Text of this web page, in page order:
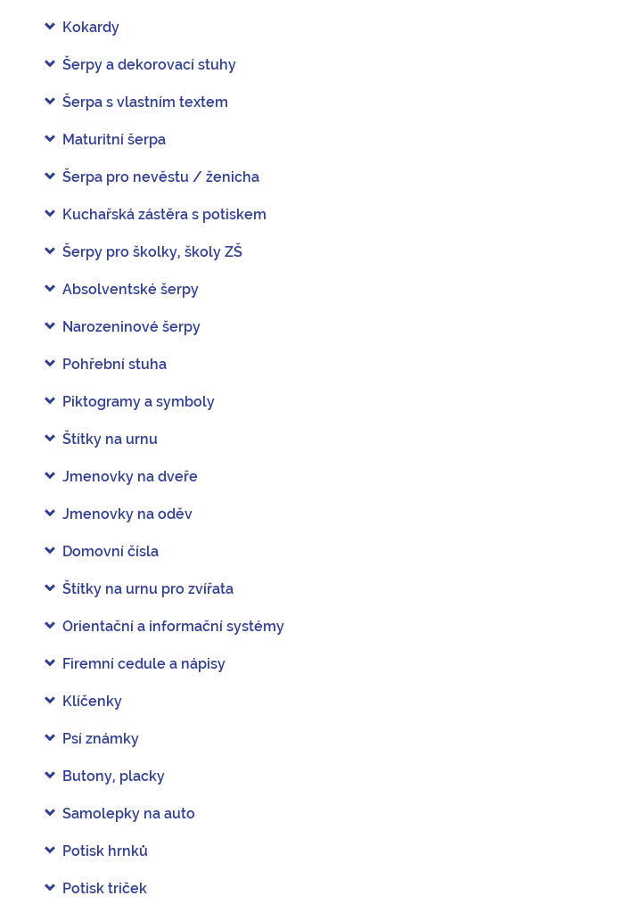
Kokardy
Šerpy a dekorovací stuhy
Šerpa s vlastním textem
Maturitní šerpa
Šerpa pro nevěstu / ženicha
Kuchařská zástěra s potiskem
Šerpy pro školky, školy ZŠ
Absolventské šerpy
Narozeninové šerpy
Pohřební stuha
Piktogramy a symboly
Štítky na urnu
Jmenovky na dveře
Jmenovky na oděv
Domovní čísla
Štítky na urnu pro zvířata
Orientační a informační systémy
Firemní cedule a nápisy
Klíčenky
Psí známky
Butony, placky
Samolepky na auto
Potisk hrnků
Potisk triček